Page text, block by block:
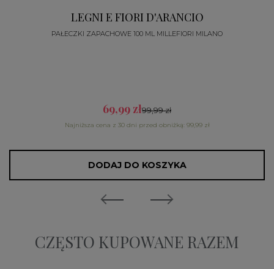
LEGNI E FIORI D'ARANCIO
PAŁECZKI ZAPACHOWE 100 ML MILLEFIORI MILANO
69,99 zł99,99 zł
Najniższa cena z 30 dni przed obniżką: 99,99 zł
DODAJ DO KOSZYKA
CZĘSTO KUPOWANE RAZEM